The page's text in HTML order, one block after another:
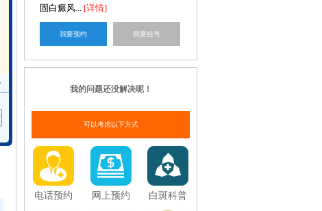
固白癜风...
[详情]
我要预约 我要挂号
我的问题还没解决呢！
可以考虑以下方式
电话预约 网上预约 白斑科普